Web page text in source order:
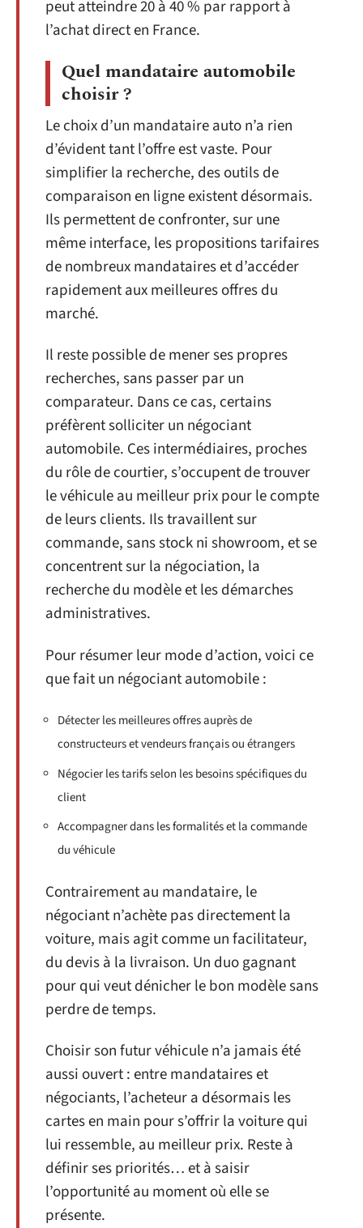
peut atteindre 20 à 40 % par rapport à
l’achat direct en France.
Quel mandataire automobile
choisir ?
Le choix d’un mandataire auto n’a rien
d’évident tant l’offre est vaste. Pour
simplifier la recherche, des outils de
comparaison en ligne existent désormais.
Ils permettent de confronter, sur une
même interface, les propositions tarifaires
de nombreux mandataires et d’accéder
rapidement aux meilleures offres du
marché.
Il reste possible de mener ses propres
recherches, sans passer par un
comparateur. Dans ce cas, certains
préfèrent solliciter un négociant
automobile. Ces intermédiaires, proches
du rôle de courtier, s’occupent de trouver
le véhicule au meilleur prix pour le compte
de leurs clients. Ils travaillent sur
commande, sans stock ni showroom, et se
concentrent sur la négociation, la
recherche du modèle et les démarches
administratives.
Pour résumer leur mode d’action, voici ce
que fait un négociant automobile :
Détecter les meilleures offres auprès de
constructeurs et vendeurs français ou étrangers
Négocier les tarifs selon les besoins spécifiques du
client
Accompagner dans les formalités et la commande
du véhicule
Contrairement au mandataire, le
négociant n’achète pas directement la
voiture, mais agit comme un facilitateur,
du devis à la livraison. Un duo gagnant
pour qui veut dénicher le bon modèle sans
perdre de temps.
Choisir son futur véhicule n’a jamais été
aussi ouvert : entre mandataires et
négociants, l’acheteur a désormais les
cartes en main pour s’offrir la voiture qui
lui ressemble, au meilleur prix. Reste à
définir ses priorités… et à saisir
l’opportunité au moment où elle se
présente.